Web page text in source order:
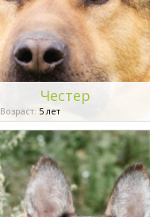
Честер
Возраст: 5 лет